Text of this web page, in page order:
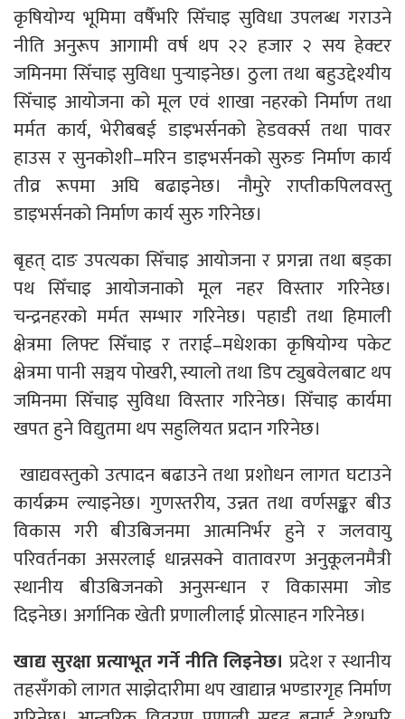
कृषियोग्य भूमिमा वर्षैभरि सिँचाइ सुविधा उपलब्ध गराउने
नीति अनुरूप आगामी वर्ष थप २२ हजार २ सय हेक्टर
जमिनमा सिँचाइ सुविधा पुऱ्याइनेछ। ठुला तथा बहुउद्देश्यीय
सिँचाइ आयोजना को मूल एवं शाखा नहरको निर्माण तथा
मर्मत कार्य, भेरीबबई डाइभर्सनको हेडवर्क्स तथा पावर
हाउस र सुनकोशी–मरिन डाइभर्सनको सुरुङ निर्माण कार्य
तीव्र रूपमा अघि बढाइनेछ। नौमुरे राप्तीकपिलवस्तु
डाइभर्सनको निर्माण कार्य सुरु गरिनेछ।
बृहत् दाङ उपत्यका सिँचाइ आयोजना र प्रगन्ना तथा बड्का
पथ सिँचाइ आयोजनाको मूल नहर विस्तार गरिनेछ।
चन्द्रनहरको मर्मत सम्भार गरिनेछ। पहाडी तथा हिमाली
क्षेत्रमा लिफ्ट सिँचाइ र तराई–मधेशका कृषियोग्य पकेट
क्षेत्रमा पानी सञ्चय पोखरी, स्यालो तथा डिप ट्युबवेलबाट थप
जमिनमा सिँचाइ सुविधा विस्तार गरिनेछ। सिँचाइ कार्यमा
खपत हुने विद्युतमा थप सहुलियत प्रदान गरिनेछ।
खाद्यवस्तुको उत्पादन बढाउने तथा प्रशोधन लागत घटाउने
कार्यक्रम ल्याइनेछ। गुणस्तरीय, उन्नत तथा वर्णसङ्कर बीउ
विकास गरी बीउबिजनमा आत्मनिर्भर हुने र जलवायु
परिवर्तनका असरलाई धान्नसक्ने वातावरण अनुकूलनमैत्री
स्थानीय बीउबिजनको अनुसन्धान र विकासमा जोड
दिइनेछ। अर्गानिक खेती प्रणालीलाई प्रोत्साहन गरिनेछ।
खाद्य सुरक्षा प्रत्याभूत गर्ने नीति लिइनेछ। प्रदेश र स्थानीय
तहसँगको लागत साझेदारीमा थप खाद्यान्न भण्डारगृह निर्माण